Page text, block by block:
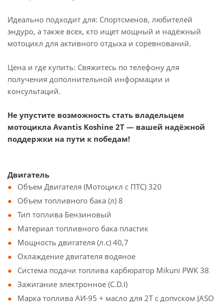
Идеально подходит для: Спортсменов, любителей
эндуро, а также всех, кто ищет мощный и надёжный
мотоцикл для активного отдыха и соревнований.
Цена и где купить: Свяжитесь по телефону для
получения дополнительной информации и
консультаций.
Не упустите возможность стать владельцем
мотоцикла Avantis Koshine 2Т — вашей надёжной
поддержки на пути к победам!
Двигатель
Объем Двигателя (Мотоцикл с ПТС) 320
Объем топливного бака (л) 8
Тип топлива Бензиновый
Материал топливного бака пластик
Мощность двигателя (л.с) 40,7
Охлаждение двигателя водяное
Система подачи топлива карбюратор Мikuni РWК 38
Зажигание электронное (C.D.I)
Марка топлива АИ-95 + масло для 2Т с допvском JASO